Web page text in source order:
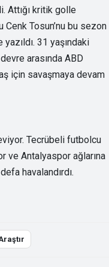
Attığı kritik golle
Cenk Tosun’nu bu sezon
31 yaşındaki
arasında ABD
için savaşmaya devam
Tecrübeli futbolcu
ve Antalyaspor ağlarına
havalandırdı.